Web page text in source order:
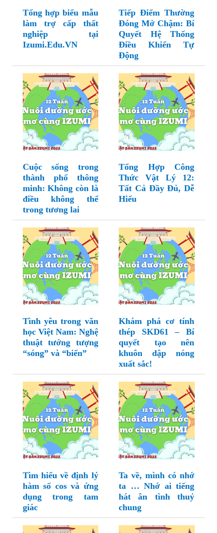
Tổng hợp biểu mẫu
làm trợ cấp thất
nghiệp tại
Izumi.Edu.VN
Tiếp Điểm Thường
Đóng Mở Chậm: Bí
Quyết Hệ Thống
Điều Khiển Tự
Động
Cuộc sống trong
thành phố thông
minh: Không còn là
điều không thể
trong tương lai
Tổng Hợp Công
Thức Vật Lý 12:
Tất Cả Đầy Đủ, Dễ
Hiểu
Tình yêu trong văn
học Việt Nam: Nghệ
thuật tưởng tượng
“sóng” và “biển”
Khám phá cơ tính
thép SKD61 – Bí
quyết tạo nên
khuôn dập nóng
xuất sắc!
Tìm hiểu về định lý
hàm số cos và ứng
dụng trong tam
giác
Ta về, mình có nhớ
ta … Nhớ ai tiếng
hát ân tình thuỷ
chung